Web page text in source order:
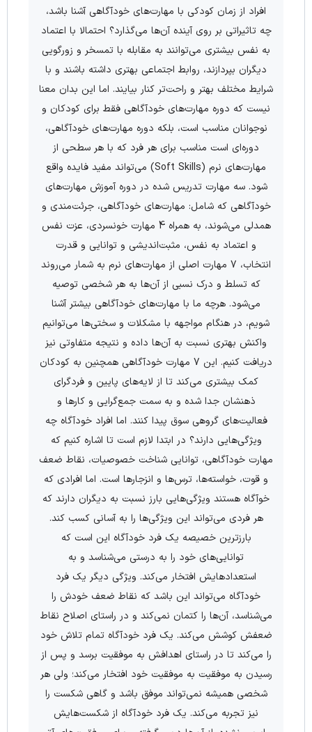
افراد از زمان کودکی با مهارت‌های خودآگاهی آشنا باشد،
چه تاثیراتی بر روی آینده آن‌ها می‌گذارد؟ احتمالا با اعتماد
به نفس بیشتری می‌توانند به مقابله با تمسخر و زورگویی
دیگران بپردازند، روابط اجتماعی بهتری داشته باشند و با
شرایط مختلف بهتر و راحت‌تر کنار بیایند. اما این بدان معنا
نیست که دوره مهارت‌های خودآگاهی فقط برای کودکان و
نوجوانان مناسب است، بلکه دوره مهارت‌های خودآگاهی،
دوره‌ای است مناسب برای هر فرد که با هر سطحی از
مهارت‌های نرم (Soft Skills) می‌تواند مفید فایده واقع
شود. سه مهارت تدریس شده در دوره آموزش مهارت‌های
خودآگاهی که شامل: مهارت‌های خودآگاهی، جرئت‌مندی و
همدلی می‌شوند، به همراه 4 مهارت خونسردی، عزت نفس
و اعتماد به نفس، مثبت‌اندیشی و توانایی و قدرت
انتخاب، 7 مهارت اصلی از مهارت‌های نرم به شمار می‌روند
که تسلط و درک نسبی از آن‌ها به هر شخصی توصیه
می‌شود. هرچه ما با مهارت‌های خودآگاهی بیشتر آشنا
شویم، در هنگام مواجهه با مشکلات و سختی‌ها می‌توانیم
واکنش بهتری نسبت به آن‌ها داده و نتیجه متفاوتی نیز
دریافت کنیم. این 7 مهارت خودآگاهی همچنین به کودکان
کمک بیشتری می‌کند تا از لایه‌های پایین و فردگرای
ذهنشان جدا شده و به سمت جمع‌گرایی و کارها و
فعالیت‌های گروهی سوق پیدا کنند. اما افراد خودآگاه چه
ویژگی‌هایی دارند؟ در ابتدا لازم است تا اشاره کنیم که
مهارت خودآگاهی، توانایی شناخت خصوصیات، نقاط ضعف
و قوت، خواسته‌ها، ترس‌ها و انزجارها است. اما افرادی که
خوآگاه هستند ویژگی‌هایی بارز نسبت به دیگران دارند که
هر فردی می‌تواند این ویژگی‌ها را به آسانی کسب کند.
بارزترین خصیصه یک فرد خودآگاه این است که
توانایی‌های خود را به درستی می‌شناسد و به
استعدادهایش افتخار می‌کند. ویژگی دیگر یک فرد
خودآگاه می‌تواند این باشد که نقاط ضعف خودش را
می‌شناسد، آن‌ها را کتمان نمی‌کند و در راستای اصلاح نقاط
ضعفش کوشش می‌کند. یک فرد خودآگاه تمام تلاش خود
را می‌کند تا در راستای اهدافش به موفقیت برسد و پس از
رسیدن به موفقیت به موفقیت خود افتخار می‌کند؛ ولی هر
شخصی همیشه نمی‌تواند موفق باشد و گاهی شکست را
نیز تجربه می‌کند. یک فرد خودآگاه از شکست‌هایش